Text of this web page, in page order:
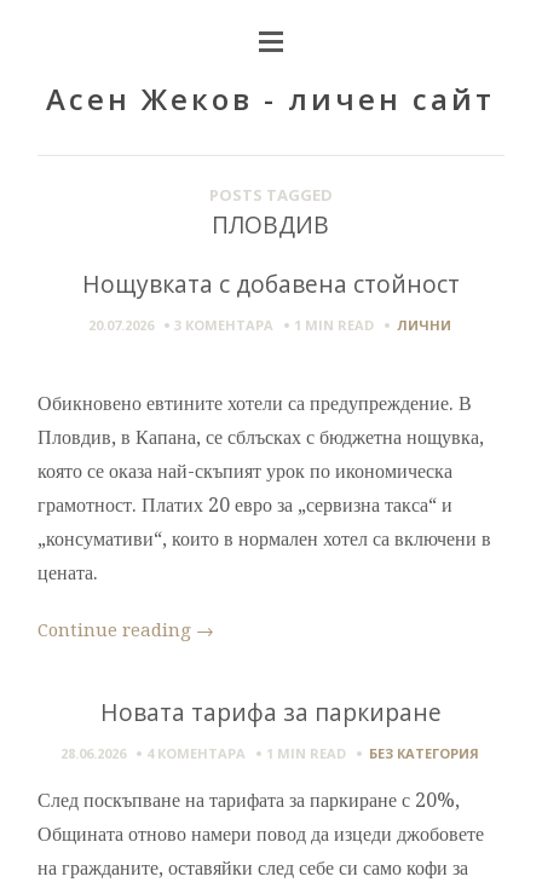
Асен Жеков - личен сайт
POSTS TAGGED
ПЛОВДИВ
Нощувката с добавена стойност
20.07.2026 3 КОМЕНТАРА 1 MIN READ ЛИЧНИ
Обикновено евтините хотели са предупреждение. В
Пловдив, в Капана, се сблъсках с бюджетна нощувка,
която се оказа най-скъпият урок по икономическа
грамотност. Платих 20 евро за „сервизна такса“ и
„консумативи“, които в нормален хотел са включени в
цената.
Continue reading →
Новата тарифа за паркиране
28.06.2026 4 КОМЕНТАРА 1 MIN READ БЕЗ КАТЕГОРИЯ
След поскъпване на тарифата за паркиране с 20%,
Общината отново намери повод да изцеди джобовете
на гражданите, оставяйки след себе си само кофи за